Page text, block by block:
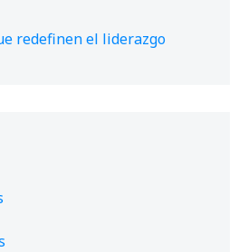
redefinen el liderazgo